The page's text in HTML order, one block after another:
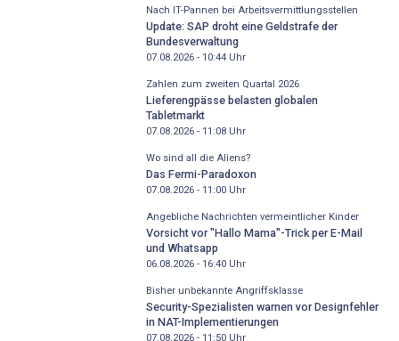
Nach IT-Pannen bei Arbeitsvermittlungsstellen
Update: SAP droht eine Geldstrafe der
Bundesverwaltung
07.08.2026 - 10:44Uhr
Zahlen zum zweiten Quartal 2026
Lieferengpässe belasten globalen
Tabletmarkt
07.08.2026 - 11:08Uhr
Wo sind all die Aliens?
Das Fermi-Paradoxon
07.08.2026 - 11:00Uhr
Angebliche Nachrichten vermeintlicher Kinder
Vorsicht vor "Hallo Mama"-Trick per E-Mail
und Whatsapp
06.08.2026 - 16:40Uhr
Bisher unbekannte Angriffsklasse
Security-Spezialisten warnen vor Designfehler
in NAT-Implementierungen
07.08.2026 - 11:50Uhr